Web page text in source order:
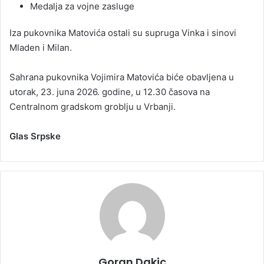
Medalja za vojne zasluge
Iza pukovnika Matovića ostali su supruga Vinka i sinovi
Mladen i Milan.
Sahrana pukovnika Vojimira Matovića biće obavljena u
utorak, 23. juna 2026. godine, u 12.30 časova na
Centralnom gradskom groblju u Vrbanji.
Glas Srpske